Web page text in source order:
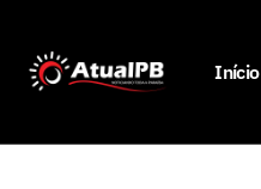
Início